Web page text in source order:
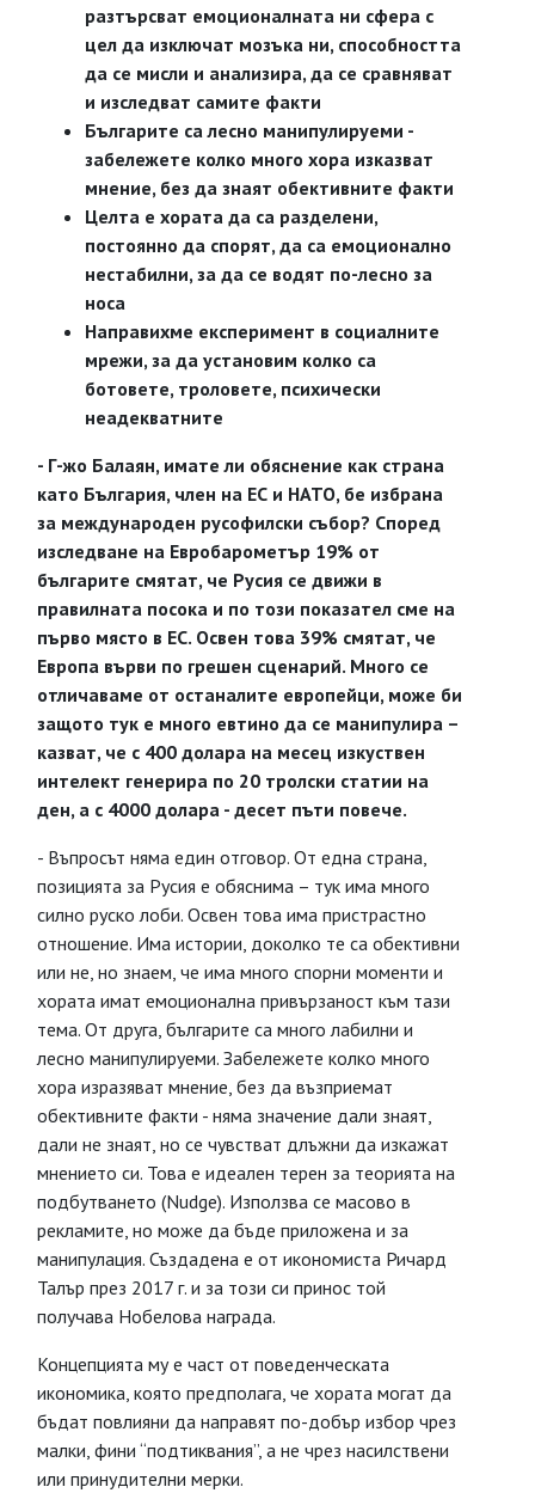
разтърсват емоционалната ни сфера с
цел да изключат мозъка ни, способността
да се мисли и анализира, да се сравняват
и изследват самите факти
Българите са лесно манипулируеми -
забележете колко много хора изказват
мнение, без да знаят обективните факти
Целта е хората да са разделени,
постоянно да спорят, да са емоционално
нестабилни, за да се водят по-лесно за
носа
Направихме експеримент в социалните
мрежи, за да установим колко са
ботовете, троловете, психически
неадекватните
- Г-жо Балаян, имате ли обяснение как страна
като България, член на ЕС и НАТО, бе избрана
за международен русофилски събор? Според
изследване на Евробарометър 19% от
българите смятат, че Русия се движи в
правилната посока и по този показател сме на
първо място в ЕС. Освен това 39% смятат, че
Европа върви по грешен сценарий. Много се
отличаваме от останалите европейци, може би
защото тук е много евтино да се манипулира –
казват, че с 400 долара на месец изкуствен
интелект генерира по 20 тролски статии на
ден, а с 4000 долара - десет пъти повече.
- Въпросът няма един отговор. От една страна,
позицията за Русия е обяснима – тук има много
силно руско лоби. Освен това има пристрастно
отношение. Има истории, доколко те са обективни
или не, но знаем, че има много спорни моменти и
хората имат емоционална привързаност към тази
тема. От друга, българите са много лабилни и
лесно манипулируеми. Забележете колко много
хора изразяват мнение, без да възприемат
обективните факти - няма значение дали знаят,
дали не знаят, но се чувстват длъжни да изкажат
мнението си. Това е идеален терен за теорията на
подбутването (Nudge). Използва се масово в
рекламите, но може да бъде приложена и за
манипулация. Създадена е от икономиста Ричард
Талър през 2017 г. и за този си принос той
получава Нобелова награда.
Концепцията му е част от поведенческата
икономика, която предполага, че хората могат да
бъдат повлияни да направят по-добър избор чрез
малки, фини “подтиквания”, а не чрез насилствени
или принудителни мерки.